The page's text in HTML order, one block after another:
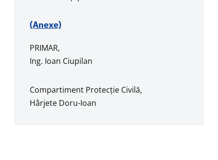
(Anexe)
PRIMAR,
Ing. Ioan Ciupilan
Compartiment Protecție Civilă,
Hârjete Doru-Ioan